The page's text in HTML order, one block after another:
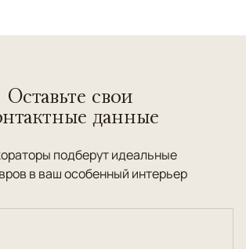
Оставьте свои
данные
подберут идеальные
в ваш особенный интерьер